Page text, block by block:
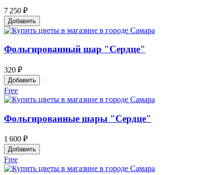
7 250 ₽
Добавить
Фольгированный шар "Сердце"
320 ₽
Добавить
Free
Фольгированные шары "Сердце"
1 600 ₽
Добавить
Free